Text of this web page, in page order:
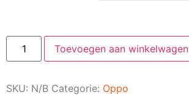
Toevoegen aan winkelwagen
SKU: N/B Categorie: Oppo